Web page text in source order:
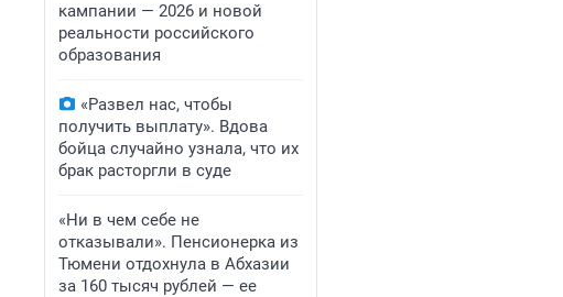
кампании — 2026 и новой
реальности российского
образования
«Развел нас, чтобы
получить выплату». Вдова
бойца случайно узнала, что их
брак расторгли в суде
«Ни в чем себе не
отказывали». Пенсионерка из
Тюмени отдохнула в Абхазии
за 160 тысяч рублей — ее